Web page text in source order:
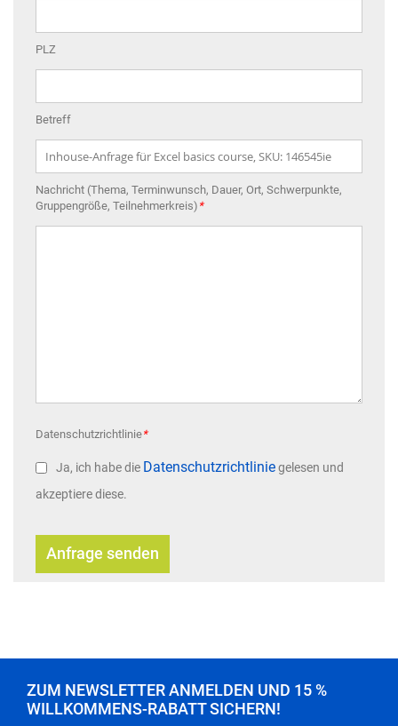
PLZ
Betreff
Nachricht (Thema, Terminwunsch, Dauer, Ort, Schwerpunkte,
Gruppengröße, Teilnehmerkreis) *
Datenschutzrichtlinie*
Ja, ich habe die Datenschutzrichtliniegelesen und
akzeptiere diese.
Anfrage senden
ZUM NEWSLETTER ANMELDEN UND 15 %
WILLKOMMENS-RABATT SICHERN!